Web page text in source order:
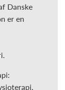
Danske
er en